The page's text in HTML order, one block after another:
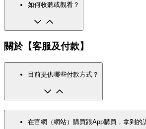
如何收聽或觀看？
關於【客服及付款】
目前提供哪些付款方式？
在官網（網站）購買跟App購買，拿到的